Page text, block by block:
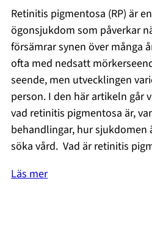
Retinitis pigmentosa (RP) är
ögonsjukdom som påverkar
försämrar synen över många
ofta med nedsatt
seende, men utvecklingen
person. I den här artikeln går
vad retinitis pigmentosa är,
behandlingar, hur sjukdomen
söka vård. Vad är retinitis
Läs mer